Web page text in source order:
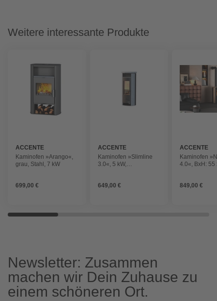
Weitere interessante Produkte
ACCENTE
Kaminofen »Arango«,
grau, Stahl, 7 kW
699,00 €
ACCENTE
Kaminofen »Slimline
3.0«, 5 kW,
649,00 €
ACCENTE
Kaminofen
4.0«, BxH: 55
849,00 €
Newsletter: Zusammen
machen wir Dein Zuhause zu
einem schöneren Ort.